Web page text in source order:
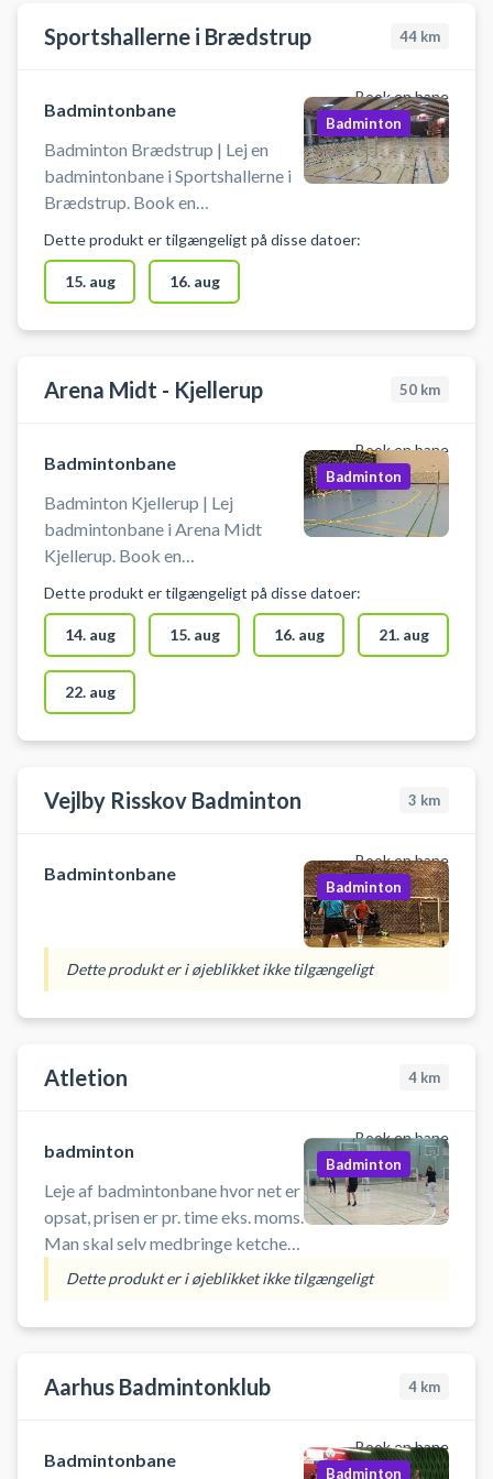
Sportshallerne i Brædstrup 44 km
Book en bane
Badmintonbane
Badminton Brædstrup | Lej en
badmintonbane i Sportshallerne i
Brædstrup. Book en
i Brædstrup på en af
badmintonbanerne som booket i
tider á 60 min. ✔ Medbring egen
ketcher og fjerbolde. ✔ Der
✔ Gratis parkering ved
Badminton
Dette produkt er tilgængeligt på disse datoer:
15. aug 16. aug
Arena Midt - Kjellerup 50 km
Book en bane
Badmintonbane
Badminton Kjellerup | Lej
badmintonbane i Arena Midt
Kjellerup. Book en
i Kjellerup på en af banerne i hallen
hos Arena Midt.
Badminton
Dette produkt er tilgængeligt på disse datoer:
14. aug 15. aug 16. aug 21. aug
22. aug
Vejlby Risskov Badminton 3 km
Book en bane
Badmintonbane
Badminton
Dette produkt er i øjeblikket ikke tilgængeligt
Atletion 4 km
Book en bane
badminton
Leje af badmintonbane hvor net er
opsat, prisen er pr. time eks. moms.
Man skal selv medbringe ketcher
og fjerbolde. I åbningstiden er der
fri adgang til hallen, så det er ikke
nødvendigt med nøgle
Badminton
Dette produkt er i øjeblikket ikke tilgængeligt
Aarhus Badmintonklub 4 km
Book en bane
Badmintonbane
Badminton